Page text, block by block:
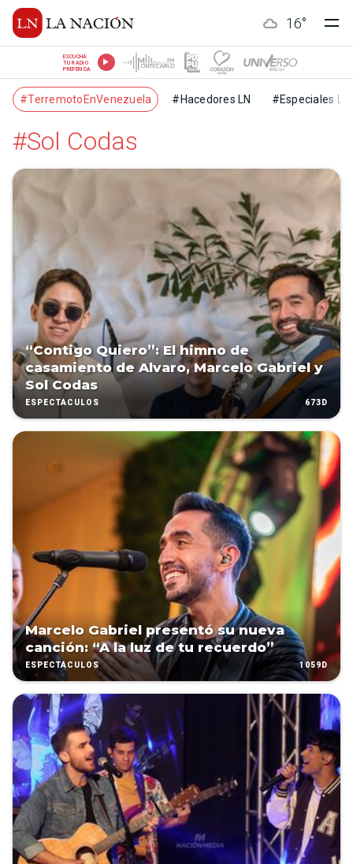
16°
ESCUCHÁ
TU RADIO
PREFERIDA
#TerremotoEnVenezuela #Hacedores LN #Especiales LN
#Sol Codas
“Contigo Quiero”: El himno de
casamiento de Alvaro, Marcelo Gabriel y
Sol Codas
ESPECTÁCULOS 673D
Marcelo Gabriel presentó su nueva
canción: “A la luz de tu recuerdo”
ESPECTÁCULOS 1059D